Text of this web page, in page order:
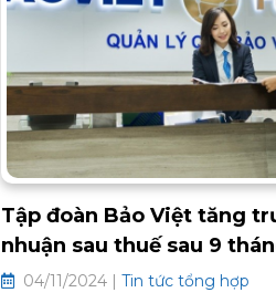
Tập đoàn Bảo Việt tăng
nhuận sau thuế sau 9
2024
04/11/2024 | Tin tức tổng hợp